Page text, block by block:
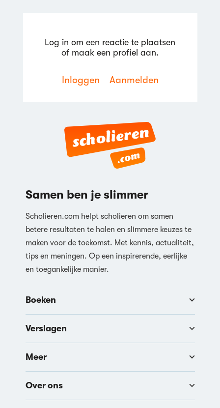
Log in om een reactie te plaatsen
of maak een profiel aan.
Inloggen Aanmelden
Samen ben je slimmer
Scholieren.com helpt scholieren om samen
betere resultaten te halen en slimmere keuzes te
maken voor de toekomst. Met kennis, actualiteit,
tips en meningen. Op een inspirerende, eerlijke
en toegankelijke manier.
Boeken
Verslagen
Meer
Over ons